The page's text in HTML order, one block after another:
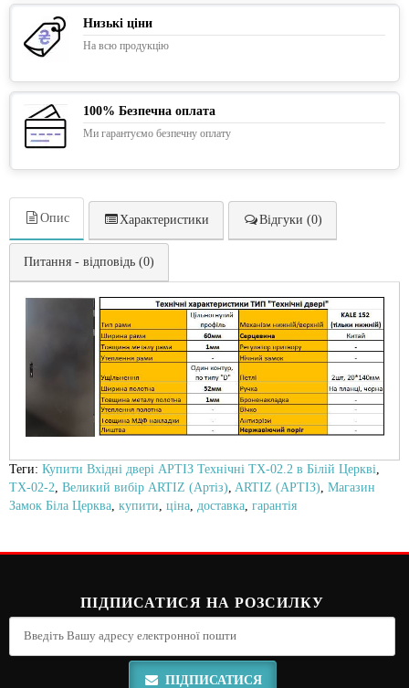
Низькі ціни
На всю продукцію
100% Безпечна оплата
Ми гарантуємо безпечну оплату
Опис Характеристики Відгуки (0)
Питання - відповідь (0)
Теги: Купити Вхідні двері АРТІЗ Технічні ТХ-02.2 в Білій Церкві
ТХ-02-2 Великий вибір ARTIZ (Артіз) ARTIZ (АРТІЗ) Магазин
Замок Біла Церква купити ціна доставка гарантія
ПІДПИСАТИСЯ НА РОЗСИЛКУ
ПІДПИСАТИСЯ